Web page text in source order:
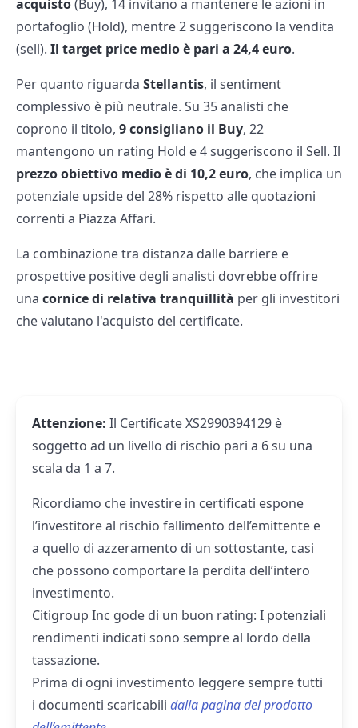
acquisto(Buy), 14 invitano a mantenere le azioni in
portafoglio (Hold), mentre 2 suggeriscono la vendita
(sell). Il target price medio è pari a 24,4 euro.
Per quanto riguarda Stellantis, il sentiment
complessivo è più neutrale. Su 35 analisti che
coprono il titolo, 9 consigliano il Buy, 22
mantengono un rating Hold e 4 suggeriscono il Sell. Il
prezzo obiettivo medio è di 10,2 euro, che implica un
potenziale upside del 28% rispetto alle quotazioni
correnti a Piazza Affari.
La combinazione tra distanza dalle barriere e
prospettive positive degli analisti dovrebbe offrire
una cornice di relativa tranquillità per gli investitori
che valutano l'acquisto del certificate.
Attenzione: Il Certificate XS2990394129 è
soggetto ad un livello di rischio pari a 6 su una
scala da 1 a 7.
Ricordiamo che investire in certificati espone
l’investitore al rischio fallimento dell’emittente e
a quello di azzeramento di un sottostante, casi
che possono comportare la perdita dell’intero
investimento.
Citigroup Inc gode di un buon rating: I potenziali
rendimenti indicati sono sempre al lordo della
tassazione.
Prima di ogni investimento leggere sempre tutti
i documenti scaricabili dalla pagina del prodotto